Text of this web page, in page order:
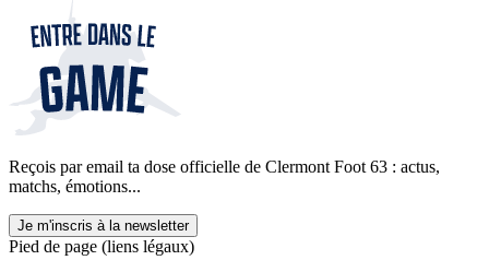
Reçois par email ta dose officielle de Clermont Foot 63 : actus,
matchs, émotions...
Je m'inscris à la newsletter
Pied de page (liens légaux)